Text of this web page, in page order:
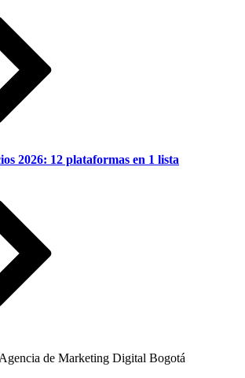
2026: 12 plataformas en 1 lista
de Marketing Digital Bogotá